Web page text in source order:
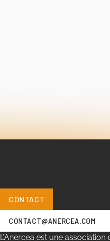
CONTACT
CONTACT@ANERCEA.COM
L’Anercea est une